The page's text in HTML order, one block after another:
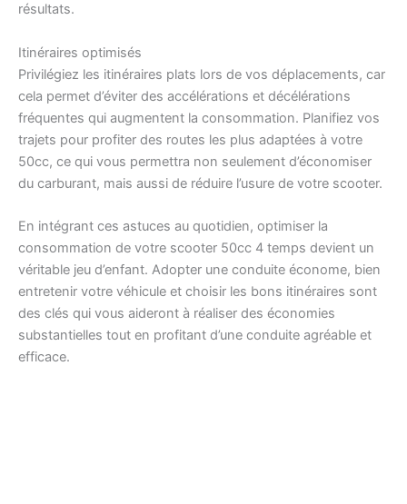
résultats.
Itinéraires optimisés
Privilégiez les itinéraires plats lors de vos déplacements, car
cela permet d’éviter des accélérations et décélérations
fréquentes qui augmentent la consommation. Planifiez vos
trajets pour profiter des routes les plus adaptées à votre
50cc, ce qui vous permettra non seulement d’économiser
du carburant, mais aussi de réduire l’usure de votre scooter.
En intégrant ces astuces au quotidien, optimiser la
consommation de votre scooter 50cc 4 temps devient un
véritable jeu d’enfant. Adopter une conduite économe, bien
entretenir votre véhicule et choisir les bons itinéraires sont
des clés qui vous aideront à réaliser des économies
substantielles tout en profitant d’une conduite agréable et
efficace.